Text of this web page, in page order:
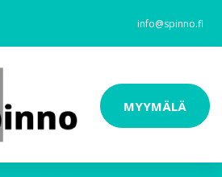
info@spinno.fi
MYYMÄLÄ